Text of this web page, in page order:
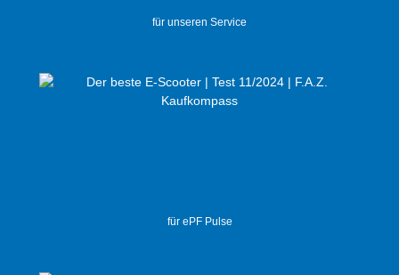
für unseren Service
für ePF Pulse